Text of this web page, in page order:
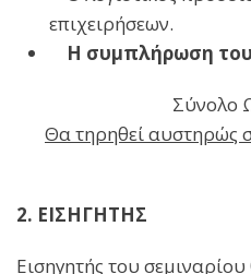
επιχειρήσεων.
Η συμπλήρωση
Σύνολο
Θα τηρηθεί αυστηρώς
2. ΕΙΣΗΓΗΤΗΣ
Εισηγητής του σεμιναρίου